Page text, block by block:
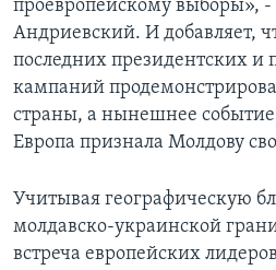
проевропейскому выборы», -
Андриевский. И добавляет,
последних президентских и
кампаний
страны, а нынешнее событие
Европа признала Молдову
Учитывая географическую
молдавско-украинской
встреча европейских